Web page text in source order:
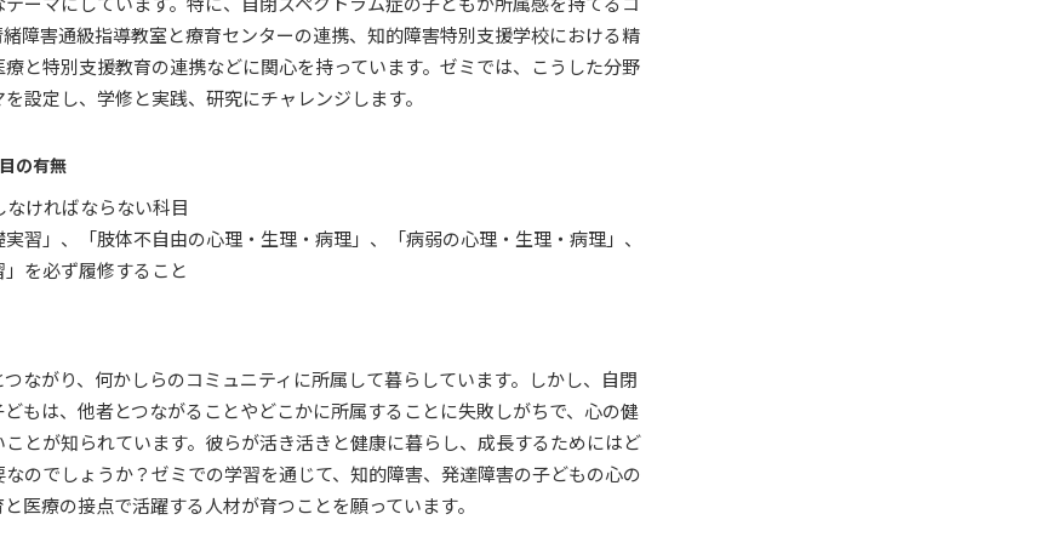
障害通級指導教室と療育センターの連携、知的障害特別支援学校における精
と特別支援教育の連携などに関心を持っています。ゼミでは、こうした分野
設定し、学修と実践、研究にチャレンジします。
の有無
ければならない科目
実習」、「肢体不自由の心理・生理・病理」、「病弱の心理・生理・病理」、
」を必ず履修すること
ながり、何かしらのコミュニティに所属して暮らしています。しかし、自閉
もは、他者とつながることやどこかに所属することに失敗しがちで、心の健
とが知られています。彼らが活き活きと健康に暮らし、成長するためにはど
のでしょうか？ゼミでの学習を通じて、知的障害、発達障害の子どもの心の
医療の接点で活躍する人材が育つことを願っています。